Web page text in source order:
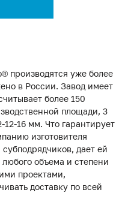
производятся уже более
в России. Завод имеет
более 150
площади, 3
16 мм. Что гарантирует
изготовителя
дает ей
объема и степени
проектами,
доставку по всей